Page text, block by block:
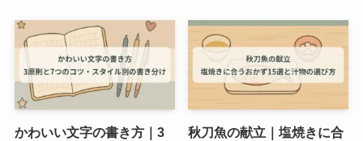
かわいい文字の書き方｜3
秋刀魚の献立｜塩焼きに合